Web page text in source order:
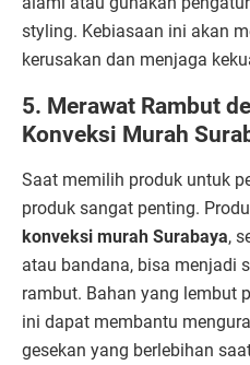
styling. Kebiasaan ini akan
kerusakan dan menjaga
5. Merawat Rambut
Konveksi Murah
Saat memilih produk untuk
produk sangat penting.
konveksi murah Surabaya,
atau bandana, bisa menjadi
rambut. Bahan yang lembut
ini dapat membantu
gesekan yang berlebihan